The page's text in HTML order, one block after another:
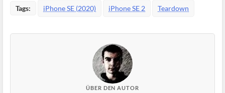
Tags: iPhone SE (2020) iPhone SE 2 Teardown
ÜBER DEN AUTOR